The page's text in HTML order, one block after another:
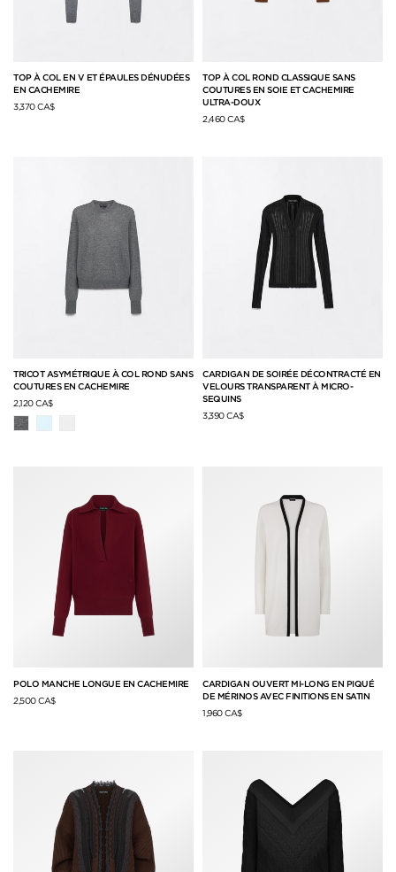
TOP À COL EN V ET ÉPAULES DÉNUDÉES
EN CACHEMIRE
3,370 CA$
TOP À COL ROND CLASSIQUE SANS
COUTURES EN SOIE ET CACHEMIRE
ULTRA-DOUX
2,460 CA$
TRICOT ASYMÉTRIQUE À COL ROND SANS
COUTURES EN CACHEMIRE
2,120 CA$
CARDIGAN DE SOIRÉE DÉCONTRACTÉ EN
VELOURS TRANSPARENT À MICRO-
SEQUINS
3,390 CA$
POLO MANCHE LONGUE EN CACHEMIRE
2,500 CA$
CARDIGAN OUVERT MI-LONG EN PIQUÉ
DE MÉRINOS AVEC FINITIONS EN SATIN
1,960 CA$